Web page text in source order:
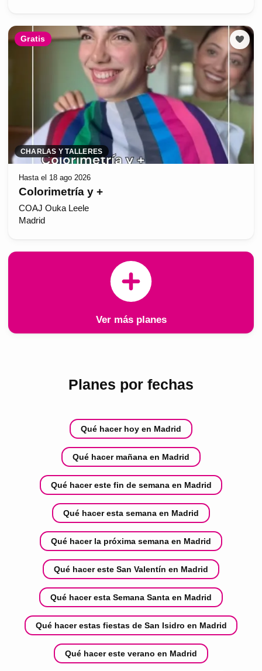
Gratis
CHARLAS Y TALLERES
Hasta el 18 ago 2026
Colorimetría y +
COAJ Ouka Leele
Madrid
Ver más planes
Planes por fechas
Qué hacer hoy en Madrid
Qué hacer mañana en Madrid
Qué hacer este fin de semana en Madrid
Qué hacer esta semana en Madrid
Qué hacer la próxima semana en Madrid
Qué hacer este San Valentín en Madrid
Qué hacer esta Semana Santa en Madrid
Qué hacer estas fiestas de San Isidro en Madrid
Qué hacer este verano en Madrid